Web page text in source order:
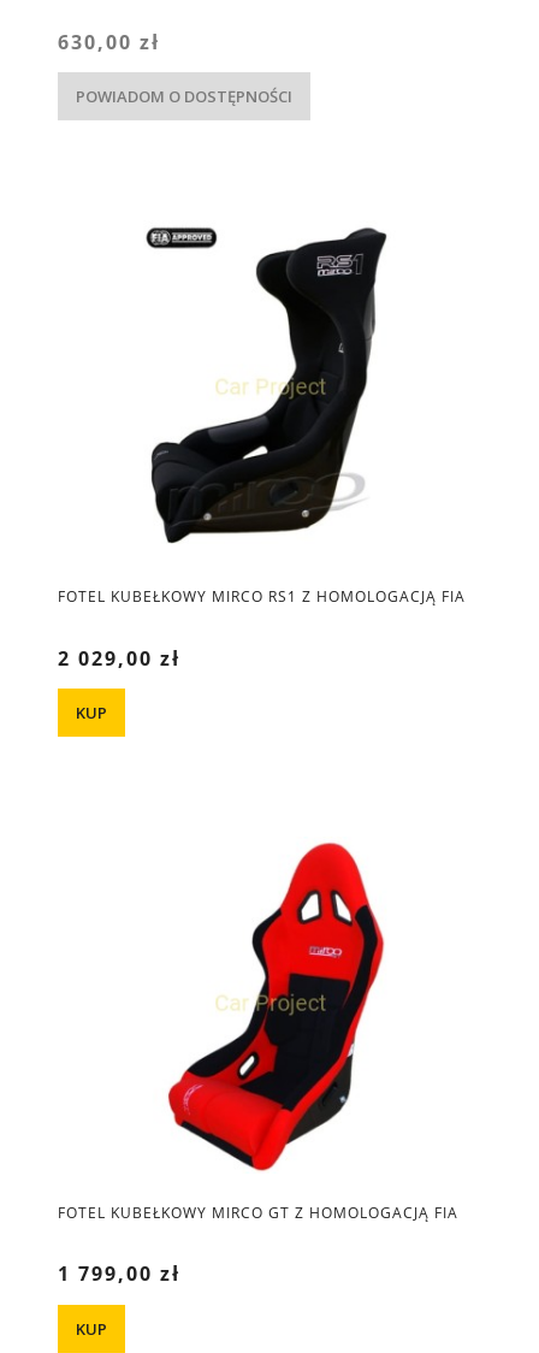
630,00 zł
POWIADOM O DOSTĘPNOŚCI
FOTEL KUBEŁKOWY MIRCO RS1 Z HOMOLOGACJĄ FIA
2 029,00 zł
KUP
FOTEL KUBEŁKOWY MIRCO GT Z HOMOLOGACJĄ FIA
1 799,00 zł
KUP